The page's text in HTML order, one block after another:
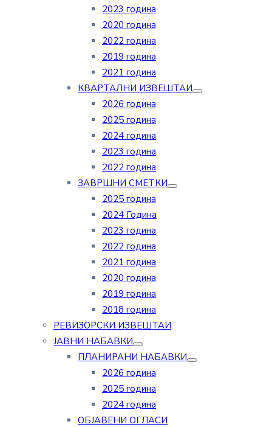
2023 година
2020 година
2022 година
2019 година
2021 година
КВАРТАЛНИ ИЗВЕШТАИ
2026 година
2025 година
2024 година
2023 година
2022 година
ЗАВРШНИ СМЕТКИ
2025 година
2024 Година
2023 година
2022 година
2021 година
2020 година
2019 година
2018 година
РЕВИЗОРСКИ ИЗВЕШТАИ
ЈАВНИ НАБАВКИ
ПЛАНИРАНИ НАБАВКИ
2026 година
2025 година
2024 година
ОБЈАВЕНИ ОГЛАСИ